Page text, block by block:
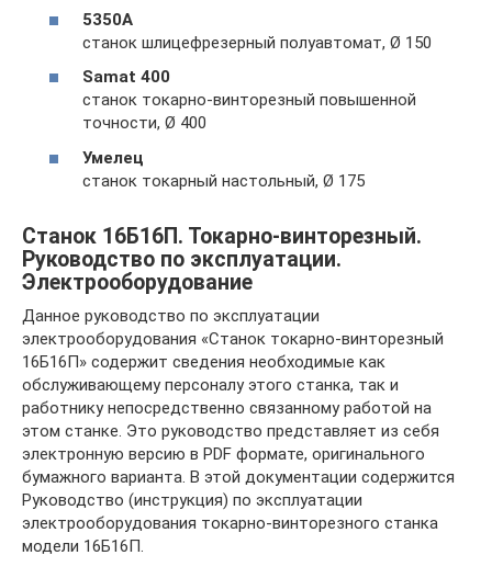
5350А
станок шлицефрезерный полуавтомат, Ø 150
Samat 400
станок токарно-винторезный повышенной
точности, Ø 400
Умелец
станок токарный настольный, Ø 175
Станок 16Б16П. Токарно-винторезный.
Руководство по эксплуатации.
Электрооборудование
Данное руководство по эксплуатации
электрооборудования «Станок токарно-винторезный
16Б16П» содержит сведения необходимые как
обслуживающему персоналу этого станка, так и
работнику непосредственно связанному работой на
этом станке. Это руководство представляет из себя
электронную версию в PDF формате, оригинального
бумажного варианта. В этой документации содержится
Руководство (инструкция) по эксплуатации
электрооборудования токарно-винторезного станка
модели 16Б16П.